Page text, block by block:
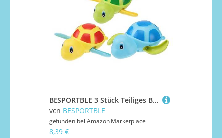
BESPORTBLE 3 Stück Teiliges Badespielzeug Tauchschildkröten Schwimmtiere ohne Batterie Leichtes Langlebiges Badewannenspielzeug für Junge Mädchen Ab Jahr Spaßig und Sicher
von BESPORTBLE
gefunden bei Amazon Marketplace
8,39 €